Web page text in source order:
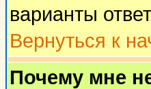
варианты
Вернуться к
Почему мне